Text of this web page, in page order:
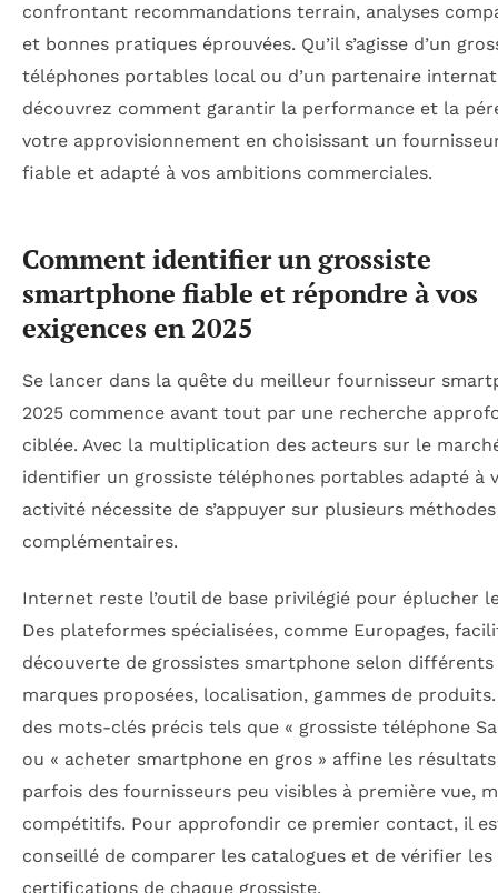
confrontant recommandations terrain, analyses
et bonnes pratiques éprouvées. Qu’il s’agisse d’un
téléphones portables local ou d’un partenaire
découvrez comment garantir la performance et la
votre approvisionnement en choisissant un
fiable et adapté à vos ambitions commerciales.
Comment identifier un grossiste
smartphone fiable et répondre à vos
exigences en 2025
Se lancer dans la quête du meilleur fournisseur
2025 commence avant tout par une recherche
ciblée. Avec la multiplication des acteurs sur le
identifier un grossiste téléphones portables adapté à
activité nécessite de s’appuyer sur plusieurs méthodes
complémentaires.
Internet reste l’outil de base privilégié pour éplucher
Des plateformes spécialisées, comme Europages,
découverte de grossistes smartphone selon
marques proposées, localisation, gammes de
des mots-clés précis tels que « grossiste téléphone
ou « acheter smartphone en gros » affine les
parfois des fournisseurs peu visibles à première vue,
compétitifs. Pour approfondir ce premier contact, il
conseillé de comparer les catalogues et de vérifier les
certifications de chaque grossiste.